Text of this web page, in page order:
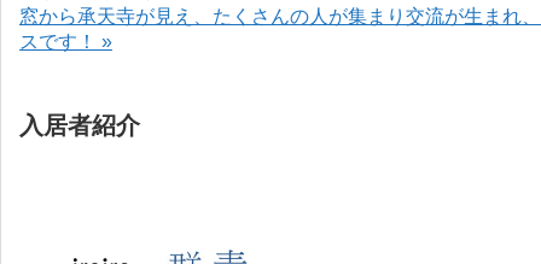
窓から承天寺が見え、たくさんの人が集まり交流が生まれ
スです！ »
入居者紹介